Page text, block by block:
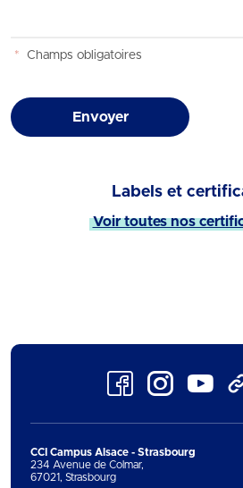
* Champs obligatoires
Envoyer
Labels et
Voir toutes nos
FacebookInstagramYoutube
CCI Campus Alsace - Strasbourg
234 Avenue de Colmar,
67021, Strasbourg